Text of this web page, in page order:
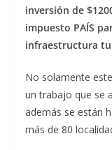
inversión de
impuesto PAÍS
infraestructura
No solamente
un trabajo que se
además se están
más de 80